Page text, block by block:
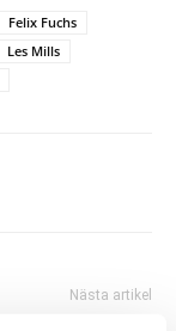
Felix Fuchs
Les Mills
Nästa artikel